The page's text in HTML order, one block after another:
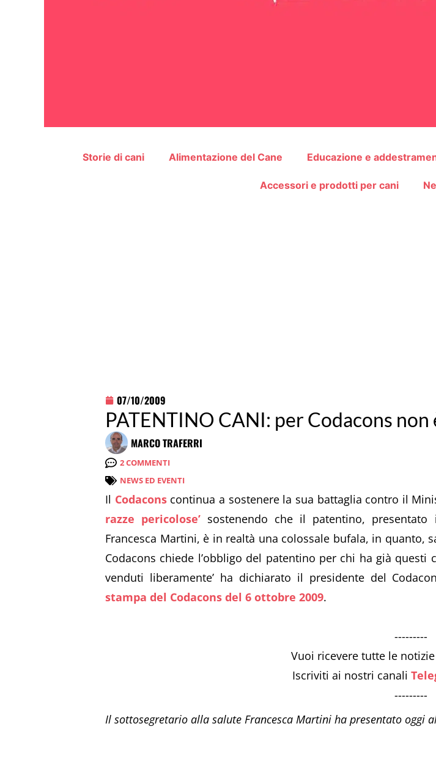
Storie di cani Alimentazione del Cane Educazione e
Accessori e prodotti per cani
07/10/2009
PATENTINO CANI: per Codacons
MARCO TRAFERRI
2 COMMENTI
NEWS ED EVENTI
Il Codaconscontinua a sostenere la sua battaglia contro il
razze pericolose’ sostenendo che il patentino,
Francesca Martini, è in realtà una colossale bufala, in quanto,
Codacons chiede l’obbligo del patentino per chi ha già
venduti liberamente’ ha dichiarato il presidente del
stampa del Codacons del 6 ottobre 2009.
---------
Vuoi ricevere tutte le
Iscriviti ai nostri canali
---------
Il sottosegretario alla salute Francesca Martini ha presentato oggi